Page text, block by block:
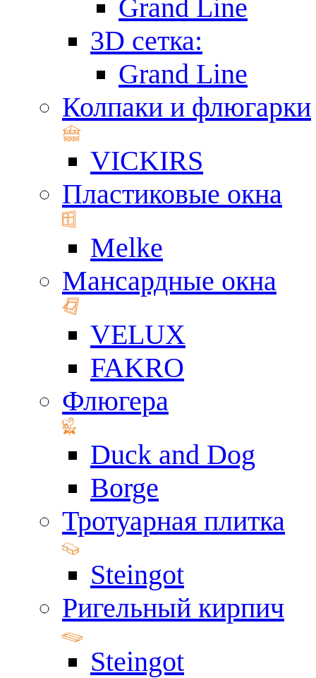
Grand Line
3D сетка:
Grand Line
Колпаки и флюгарки
VICKIRS
Пластиковые окна
Melke
Мансардные окна
VELUX
FAKRO
Флюгера
Duck and Dog
Borge
Тротуарная плитка
Steingot
Ригельный кирпич
Steingot